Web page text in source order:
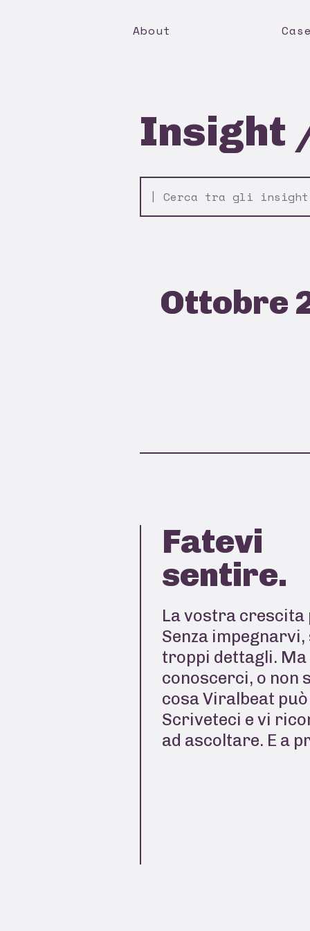
About
Insight
Ottobre
Fatevi
sentire.
La vostra crescita
Senza
troppi dettagli. Ma
conoscerci, o non
cosa Viralbeat
Scriveteci e vi
ad ascoltare. E a